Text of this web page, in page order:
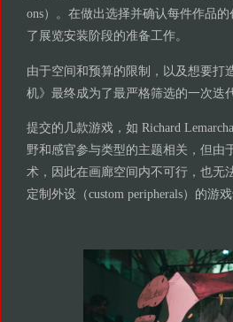
ons）。在做出选择并确认每件作品
了展览安装阶段的准备工作。
由于空间和预算的限制，以及想要打
机》最终成为了最严格筛选的一次迭
提交的几款游戏，如 Richard
野和感官参与类型的主题相关，但由
术，因此在画廊空间内不可行，也无
定制外设（custom peripherals）的游